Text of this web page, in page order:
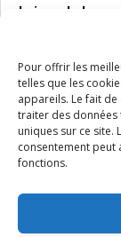
Pour offrir les
telles que les
appareils. Le fait
traiter des données
uniques sur ce site.
consentement peut
fonctions.
de jour de bas
06 Juil 2026
Étude
01 Juil 2026
Pénurie du
Wallonie ?